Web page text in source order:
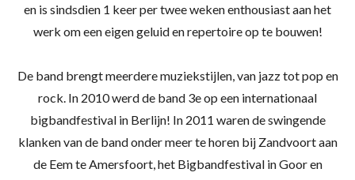
en is sindsdien 1 keer per twee weken enthousiast aan het
werk om een eigen geluid en repertoire op te bouwen!
De band brengt meerdere muziekstijlen, van jazz tot pop en
rock. In 2010 werd de band 3e op een internationaal
bigbandfestival in Berlijn! In 2011 waren de swingende
klanken van de band onder meer te horen bij Zandvoort aan
de Eem te Amersfoort, het Bigbandfestival in Goor en